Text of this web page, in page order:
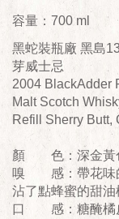
容量：700 ml
黑蛇裝瓶廠 黑島
芽威士忌
2004 BlackAdder
Malt Scotch
Refill Sherry Butt,
顏 色：深金黃
嗅 感：帶花味的
沾了點蜂蜜的甜油
口 感：糖醃橘皮